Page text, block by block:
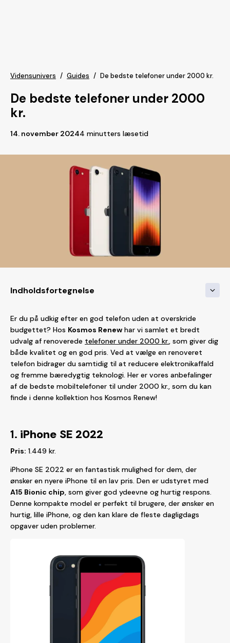
Vidensunivers / Guides / De bedste telefoner under 2000 kr.
De bedste telefoner under 2000
kr.
14. november 20244 minutters læsetid
Er du på udkig efter en god telefon uden at overskride
budgettet? Hos Kosmos Renew har vi samlet et bredt
udvalg af renoverede telefoner under 2000 kr., som giver dig
både kvalitet og en god pris. Ved at vælge en renoveret
telefon bidrager du samtidig til at reducere elektronikaffald
og fremme bæredygtig teknologi. Her er vores anbefalinger
af de bedste mobiltelefoner til under 2000 kr., som du kan
finde i denne kollektion hos Kosmos Renew!
1. iPhone SE 2022
Pris: 1.449 kr.
iPhone SE 2022 er en fantastisk mulighed for dem, der
ønsker en nyere iPhone til en lav pris. Den er udstyret med
A15 Bionic chip, som giver god ydeevne og hurtig respons.
Denne kompakte model er perfekt til brugere, der ønsker en
hurtig, lille iPhone, og den kan klare de fleste dagligdags
opgaver uden problemer.
Indholdsfortegnelse